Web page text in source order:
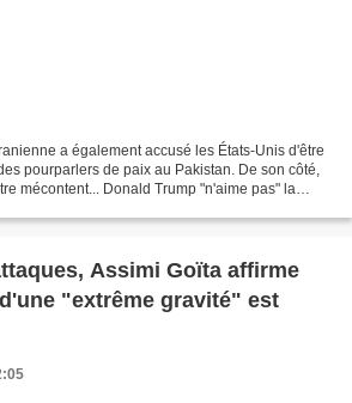
a également accusé les États-Unis d'être
pourparlers de paix au Pakistan. De son côté,
mécontent... Donald Trump "n'aime pas" la
Assimi Goïta affirme
"extrême gravité" est